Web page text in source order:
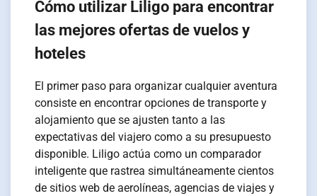
Cómo utilizar Liligo para encontrar
las mejores ofertas de vuelos y
hoteles
El primer paso para organizar cualquier aventura
consiste en encontrar opciones de transporte y
alojamiento que se ajusten tanto a las
expectativas del viajero como a su presupuesto
disponible. Liligo actúa como un comparador
inteligente que rastrea simultáneamente cientos
de sitios web de aerolíneas, agencias de viajes y